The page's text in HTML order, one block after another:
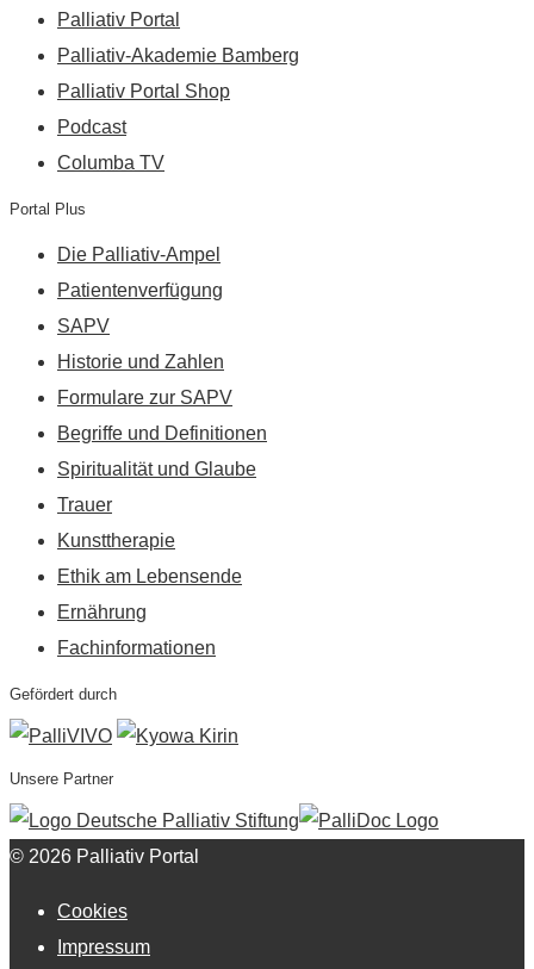
Palliativ Portal
Palliativ-Akademie Bamberg
Palliativ Portal Shop
Podcast
Columba TV
Portal Plus
Die Palliativ-Ampel
Patientenverfügung
SAPV
Historie und Zahlen
Formulare zur SAPV
Begriffe und Definitionen
Spiritualität und Glaube
Trauer
Kunsttherapie
Ethik am Lebensende
Ernährung
Fachinformationen
Gefördert durch
Unsere Partner
© 2026 Palliativ Portal
Cookies
Impressum